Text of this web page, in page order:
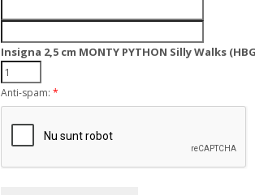
Insigna 2,5 cm MONTY PYTHON Silly Walks
Anti-spam: *